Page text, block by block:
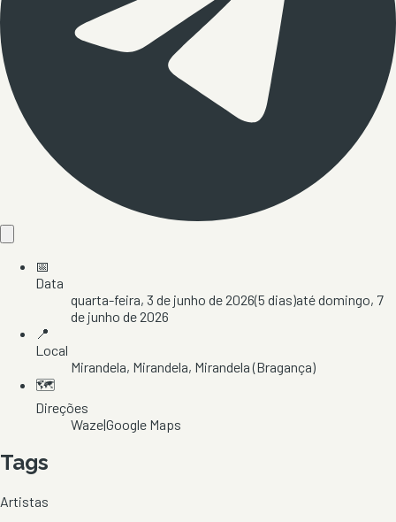
📅
Data
quarta-feira, 3 de junho de 2026(5 dias)atédomingo, 7
de junho de 2026
📍
Local
Mirandela, Mirandela, Mirandela(Bragança)
🗺️
Direções
Waze|Google Maps
Tags
Artistas